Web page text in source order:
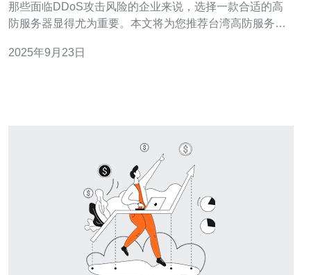
那些面临DDoS攻击风险的企业来说，选择一款合适的高
防服务器显得尤为重要。本文将为您推荐台湾高防服务器
合适的服务。 以下是本文的结构： 台湾高防服务器的定义
2025年9月23日